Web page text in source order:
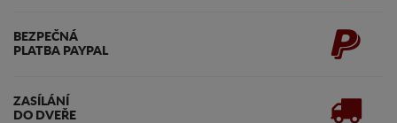
BEZPEČNÁ
PLATBA PAYPAL
ZASÍLÁNÍ
DO DVEŘE